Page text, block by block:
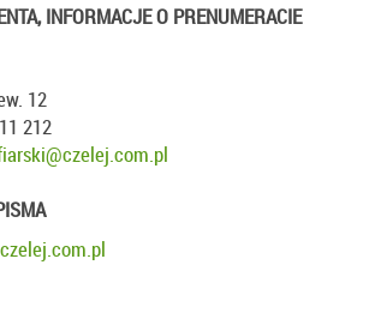
INFORMACJE O PRENUMERACIE
12
212